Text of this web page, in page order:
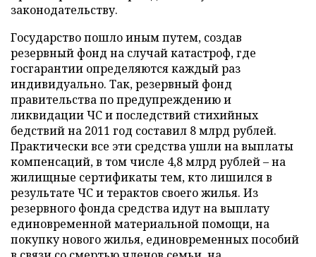
законодательству.
Государство пошло иным путем, создав
резервный фонд на случай катастроф, где
госгарантии определяются каждый раз
индивидуально. Так, резервный фонд
правительства по предупреждению и
ликвидации ЧС и последствий стихийных
бедствий на 2011 год составил 8 млрд рублей.
Практически все эти средства ушли на выплаты
компенсаций, в том числе 4,8 млрд рублей – на
жилищные сертификаты тем, кто лишился в
результате ЧС и терактов своего жилья. Из
резервного фонда средства идут на выплату
единовременной материальной помощи, на
покупку нового жилья, единовременных пособий